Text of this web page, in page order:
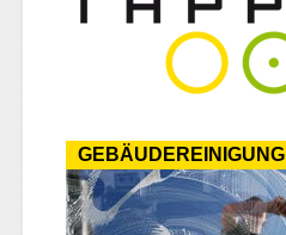
GEBÄUDEREINIGUNG